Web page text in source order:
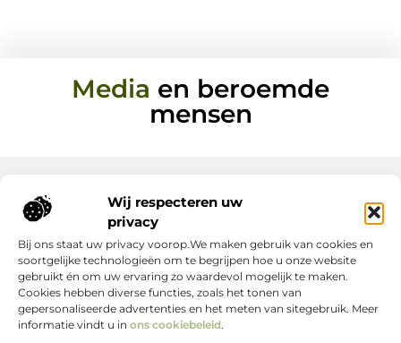
Wij respecteren uw
privacy
Bij ons staat uw privacy voorop.We maken gebruik van cookies en
soortgelijke technologieën om te begrijpen hoe u onze website
gebruikt én om uw ervaring zo waardevol mogelijk te maken.
Cookies hebben diverse functies, zoals het tonen van
gepersonaliseerde advertenties en het meten van sitegebruik. Meer
informatie vindt u in ons cookiebeleid.
Media en beroemde
mensen
Onze informatie